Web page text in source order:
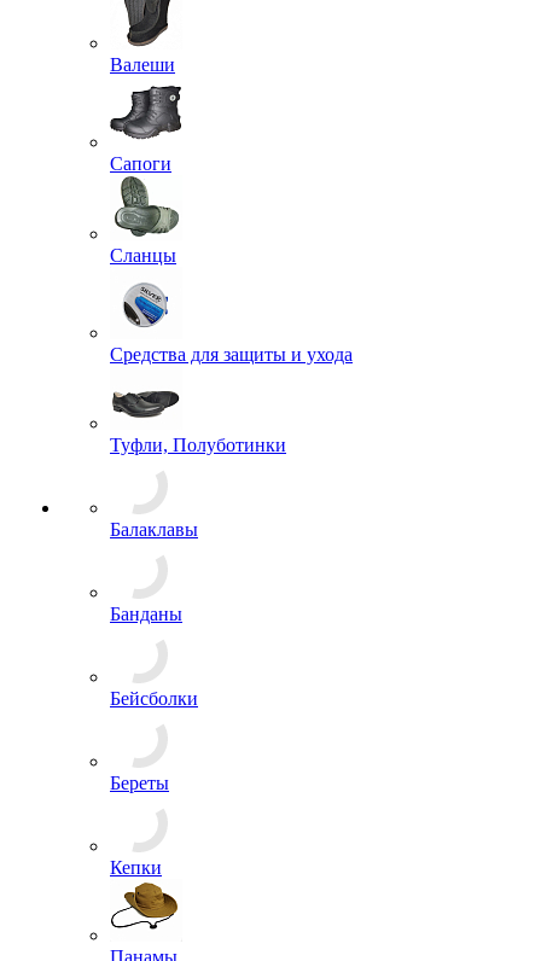
Валеши
Сапоги
Сланцы
Средства для защиты и ухода
Туфли, Полуботинки
Балаклавы
Бейсболки
Береты
Кепки